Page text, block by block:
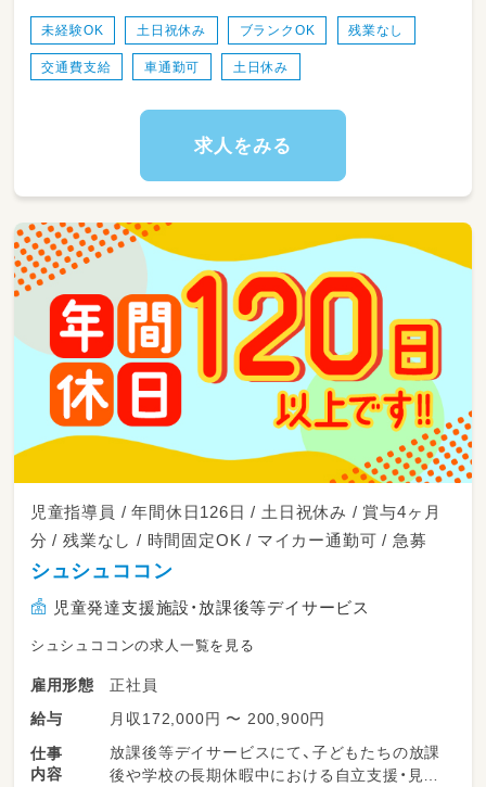
・正社員のサポート
・施設内やレクリエーション時の安全な見守り
・活動スペースの環境整備
・活動準備のお手伝い
（ワンボックス、普通車、軽自動車等のAT車を使
大きい車の運転が苦手な方も、まずはご相談
ください♪AT限定で問題ありません！）
・その他、付随する簡単な活動準備のお手伝いな
ど
未経験OK 土日祝休み ブランクOK 残業なし
交通費支給 車通勤可 土日休み
求人をみる
児童指導員 / 年間休日126日 / 土日祝休み / 賞与4ヶ月
分 / 残業なし / 時間固定OK / マイカー通勤可 / 急募
シュシュココン
児童発達支援施設・放課後等デイサービス
シュシュココンの求人一覧を見る
雇用形態
正社員
給与
月収172,000円 〜 200,900円
仕事
内容
放課後等デイサービスにて、子どもたちの放課
後や学校の長期休暇中における自立支援・見守